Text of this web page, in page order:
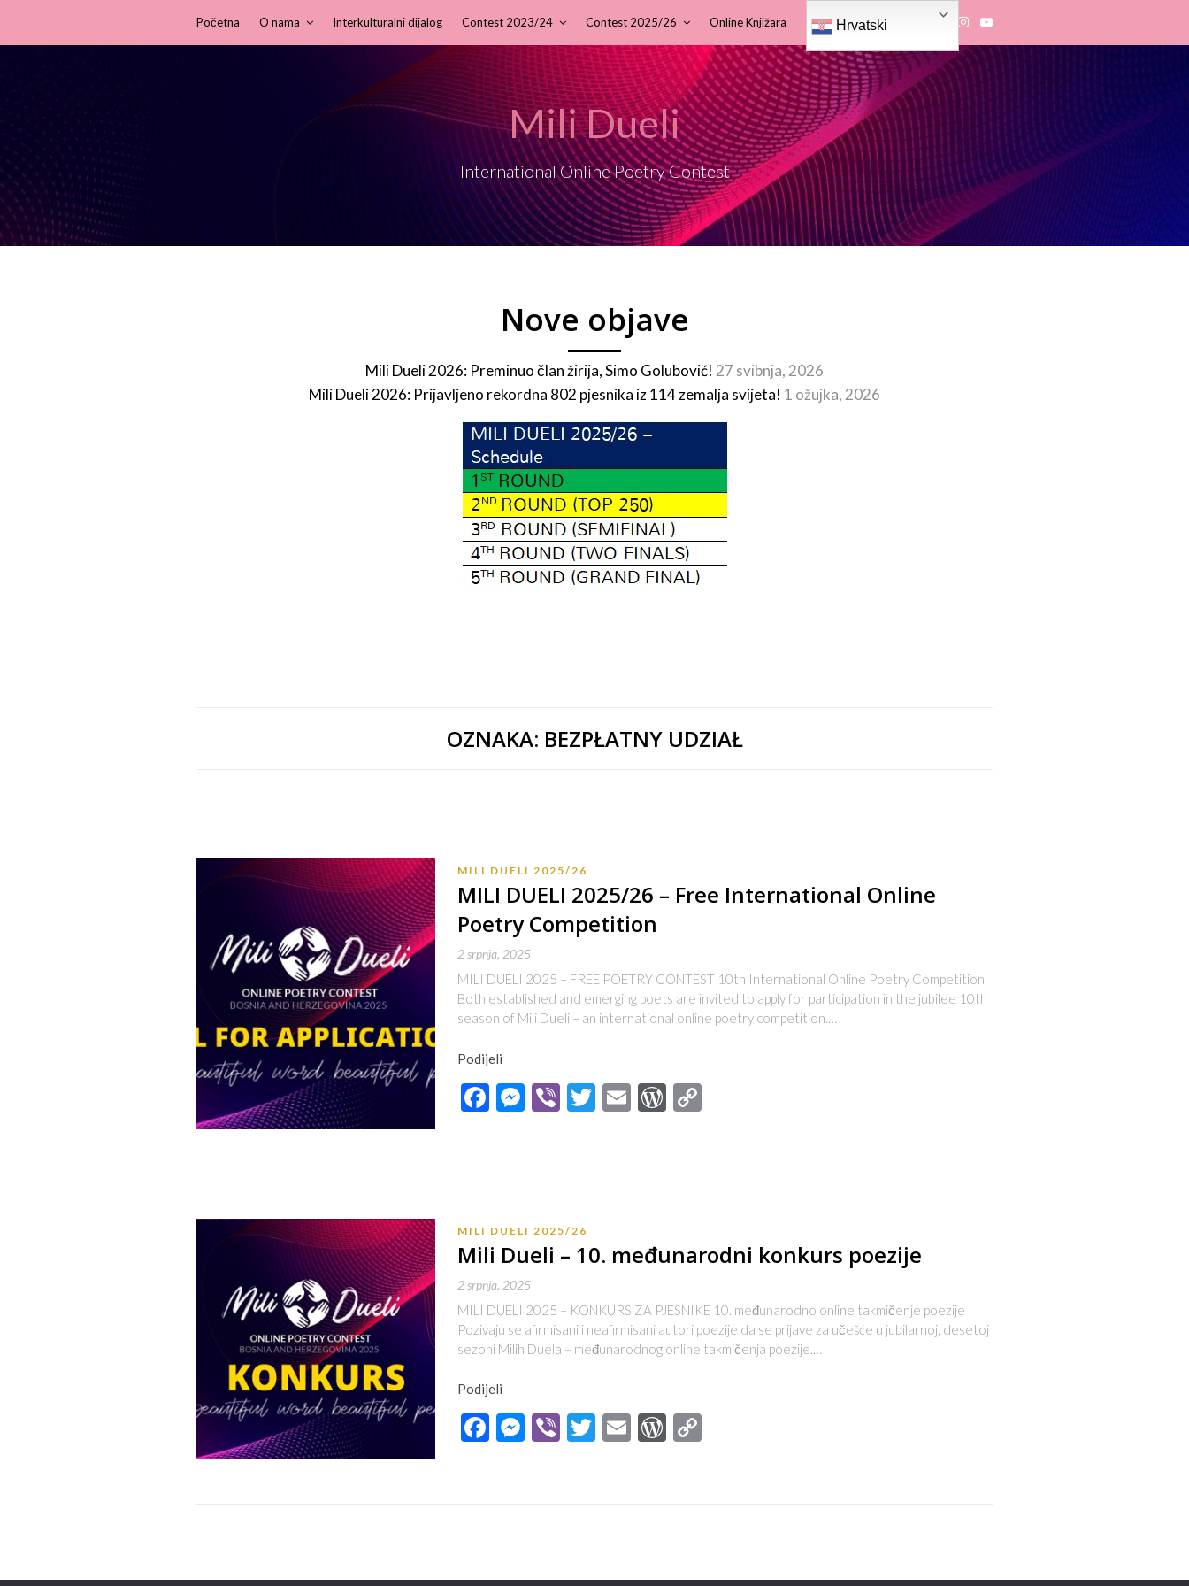
Početna O nama Interkulturalni dijalog Contest 2023/24 Contest 2025/26 Online Knjižara Hrvatski
Mili Dueli
International Online Poetry Contest
Nove objave
Mili Dueli 2026: Preminuo član žirija, Simo Golubović! 27 svibnja, 2026
Mili Dueli 2026: Prijavljeno rekordna 802 pjesnika iz 114 zemalja svijeta! 1 ožujka, 2026
OZNAKA: BEZPŁATNY UDZIAŁ
MILI DUELI 2025/26
MILI DUELI 2025/26 – Free International Online
Poetry Competition
2 srpnja, 2025
MILI DUELI 2025 – FREE POETRY CONTEST 10th International Online Poetry Competition
Both established and emerging poets are invited to apply for participation in the jubilee 10th
season of Mili Dueli – an international online poetry competition.…
Podijeli
Facebook
Messenger
ViberTwitter
EmailWordPress
MILI DUELI 2025/26
Mili Dueli – 10. međunarodni konkurs poezije
2 srpnja, 2025
MILI DUELI 2025 – KONKURS ZA PJESNIKE 10. međunarodno online takmičenje poezije
Pozivaju se afirmisani i neafirmisani autori poezije da se prijave za učešće u jubilarnoj, desetoj
sezoni Milih Duela – međunarodnog online takmičenja poezije.…
Podijeli
Facebook
Messenger
ViberTwitter
EmailWordPress